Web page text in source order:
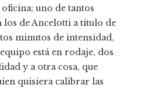
uno de tantos
los de Ancelotti a título de
minutos de intensidad,
está en rodaje, dos
y a otra cosa, que
quisiera calibrar las